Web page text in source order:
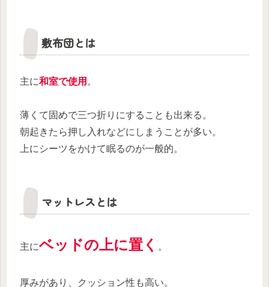
敷布団とは
主に和室で使用 。
薄くて固めで三つ折りにすることも出来る。
朝起きたら押し入れなどにしまうことが多い。
上にシーツをかけて眠るのが一般的。
マットレスとは
主にベッドの上に置く 。
厚みがあり、クッション性も高い。